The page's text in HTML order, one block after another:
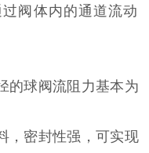
阀体内的通道流动‌
的球阀流阻力基本为
，密封性强，可实现